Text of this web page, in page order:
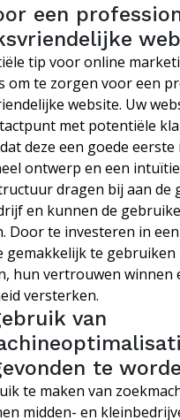
een
tip voor online
om te zorgen voor een
website. Uw
met potentiële
deze een goede eerste
ontwerp en een
dragen bij aan de
en kunnen de
Door te investeren in
gemakkelijk te
hun vertrouwen winnen
versterken.
van
te
te maken van
midden- en